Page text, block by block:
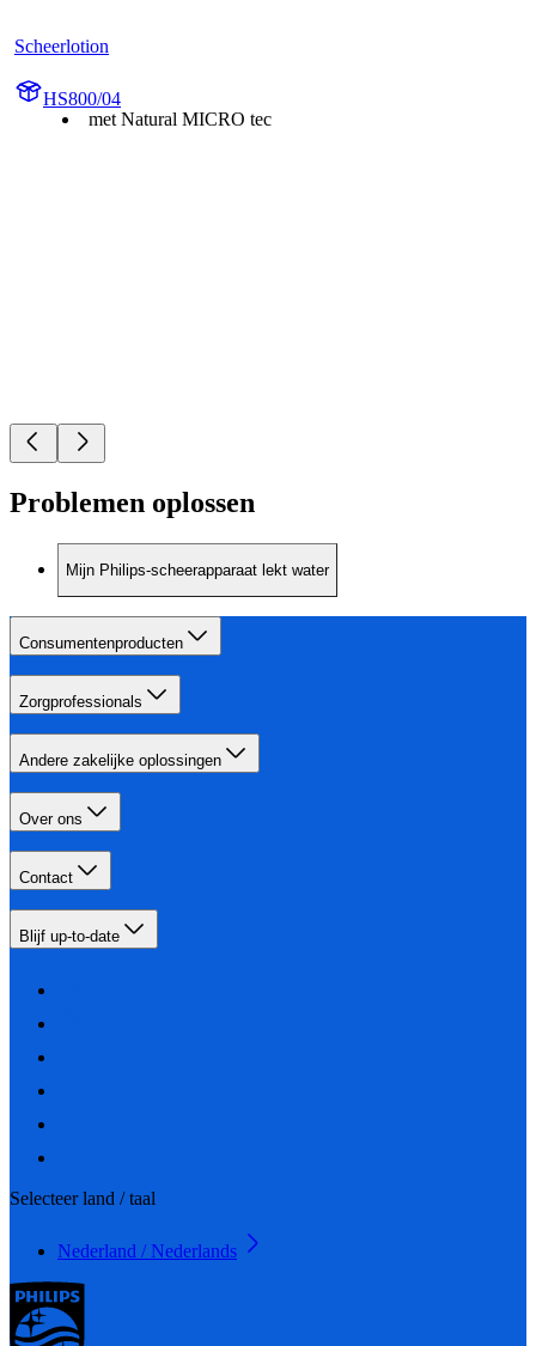
Scheerlotion
HS800/04
met Natural MICRO tec
Problemen oplossen
Mijn Philips-scheerapparaat lekt water
Consumentenproducten
Zorgprofessionals
Andere zakelijke oplossingen
Over ons
Contact
Blijf up-to-date
Selecteer land / taal
Nederland / Nederlands